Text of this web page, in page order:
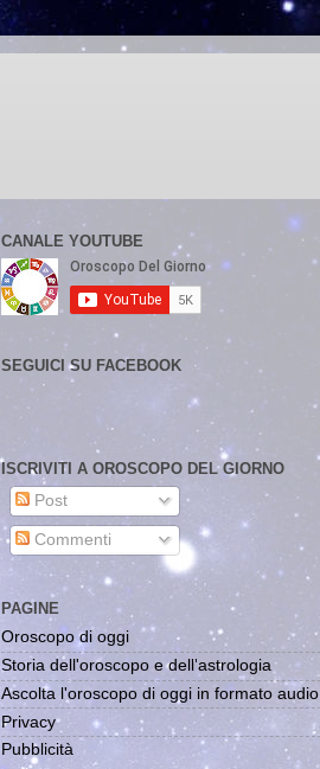
CANALE YOUTUBE
SEGUICI SU FACEBOOK
ISCRIVITI A OROSCOPO DEL GIORNO
Post
Commenti
PAGINE
Oroscopo di oggi
Storia dell'oroscopo e dell'astrologia
Ascolta l'oroscopo di oggi in formato audio
Privacy
Pubblicità